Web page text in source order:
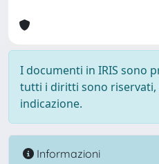
I documenti in IRIS sono
tutti i diritti sono riservati,
indicazione.
Informazioni